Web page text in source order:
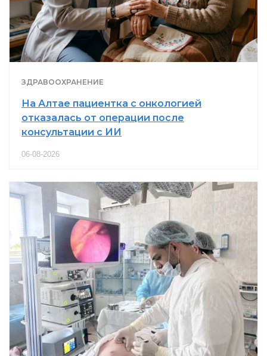
ЗДРАВООХРАНЕНИЕ
На Алтае пациентка с онкологией
отказалась от операции после
консультации с ИИ
06-08-2026